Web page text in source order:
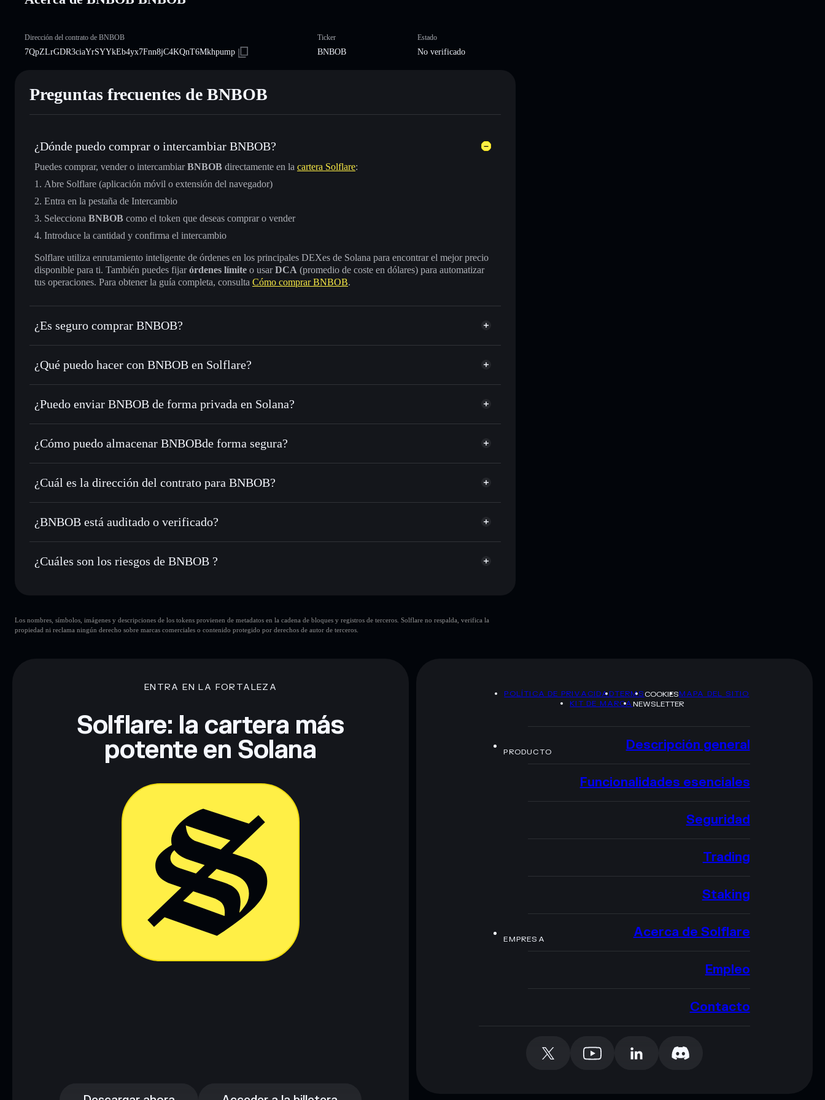
Dirección del contrato de BNBOB
7QpZLrGDR3ciaYrSYYkEb4yx7Fnn8jC4KQnT6Mkhpump
Ticker
BNBOB
Estado
No verificado
Preguntas frecuentes de BNBOB
¿Dónde puedo comprar o intercambiar BNBOB?
Puedes comprar, vender o intercambiarBNBOB directamente en la cartera Solflare:
Abre Solflare (aplicación móvil o extensión del navegador)
Entra en la pestaña de Intercambio
Selecciona BNBOB como el token que deseas comprar o vender
Introduce la cantidad y confirma el intercambio
Solflare utiliza enrutamiento inteligente de órdenes en los principales DEXes de Solana para encontrar el mejor precio
disponible para ti. También puedes fijarórdenes límite o usarDCA (promedio de coste en dólares) para automatizar
tus operaciones. Para obtener la guía completa, consulta Cómo comprar BNBOB.
¿Es seguro comprar BNBOB?
BNBOB no está verificado
¿Qué puedo hacer con BNBOB en Solflare?
BNBOB
cartera de Solflare
Intercambiar al instante: operar con BNBOB para SOL, USDC o miles de otros tokens de Solana con
Utilizar DCA: promedio de coste en dólares en BNBOB a lo largo del tiempo
Enviar de forma privada: transferir BNBOB sin vincular públicamente las carteras usando el agregador de
privacidad integrado de Solflare
Holdear de forma segura: almacenar BNBOB en una cartera sin custodia donde tú controla tus claves privadas
¿Puedo enviar BNBOB de forma privada en Solana?
agregador de privacidad
¿Cómo puedo almacenar BNBOBde forma segura?
BNBOB cartera sin custodia Solflare
¿Cuál es la dirección del contrato para BNBOB?
BNBOB
7QpZLrGDR3ciaYrSYYkEb4yx7Fnn8jC4KQnT6Mkhpump
cartera Solflare
¿BNBOB está auditado o verificado?
BNBOB no está verificado actualmente
¿Cuáles son los riesgos de BNBOB ?
Los nombres, símbolos, imágenes y descripciones de los tokens provienen de metadatos en la cadena de bloques y registros de terceros. Solflare no respalda, verifica la
propiedad ni reclama ningún derecho sobre marcas comerciales o contenido protegido por derechos de autor de terceros.
ENTRA EN LA FORTALEZA
Solflare: la cartera más
potente en Solana
POLÍTICA DE PRIVACIDADTERMSCOOKIESMAPA DEL SITIO
KIT DE MARCANEWSLETTER
PRODUCTO Descripción general
Funcionalidades esenciales
Seguridad
Trading
Staking
EMPRESA Acerca de Solflare
Empleo
Contacto